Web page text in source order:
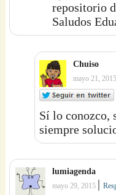
repositorio
Saludos
Chuiso
mayo 21, 2015
Sí lo conozco,
siempre
lumiagenda
mayo 29, 2015 |